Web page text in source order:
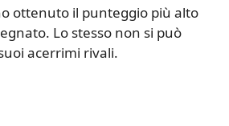
ottenuto il punteggio più alto
Lo stesso non si può
acerrimi rivali.